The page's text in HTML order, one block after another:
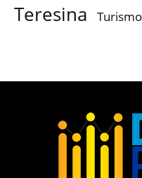
Teresina Turismo